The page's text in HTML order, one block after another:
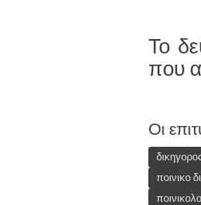
Το
που
Οι
ποινικο